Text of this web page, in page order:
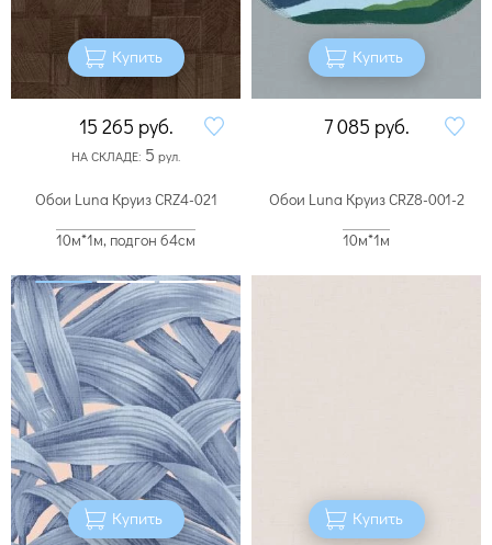
Купить
15 265 руб.
НА СКЛАДЕ: 5 рул.
Купить
7 085 руб.
Обои Luna Круиз CRZ4-021
10м*1м, подгон 64см
Купить
Обои Luna Круиз CRZ8-001-2
10м*1м
Купить